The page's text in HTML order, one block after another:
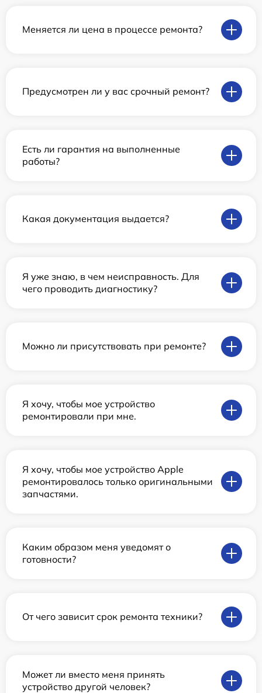
Меняется ли цена в процессе ремонта?
Предусмотрен ли у вас срочный ремонт?
Есть ли гарантия на выполненные
работы?
Какая документация выдается?
Я уже знаю, в чем неисправность. Для
чего проводить диагностику?
Можно ли присутствовать при ремонте?
Я хочу, чтобы мое устройство
ремонтировали при мне.
Я хочу, чтобы мое устройство Apple
ремонтировалось только оригинальными
запчастями.
Каким образом меня уведомят о
готовности?
От чего зависит срок ремонта техники?
Может ли вместо меня принять
устройство другой человек?